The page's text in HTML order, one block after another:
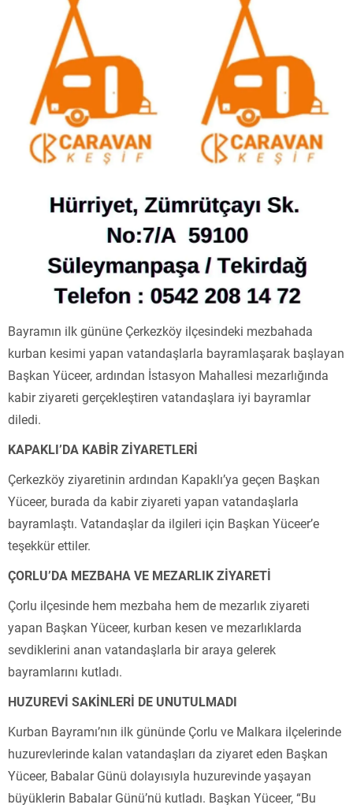
Bayramın ilk gününe Çerkezköy ilçesindeki mezbahada
kurban kesimi yapan vatandaşlarla bayramlaşarak başlayan
Başkan Yüceer, ardından İstasyon Mahallesi mezarlığında
kabir ziyareti gerçekleştiren vatandaşlara iyi bayramlar
diledi.
KAPAKLI’DA KABİR ZİYARETLERİ
Çerkezköy ziyaretinin ardından Kapaklı’ya geçen Başkan
Yüceer, burada da kabir ziyareti yapan vatandaşlarla
bayramlaştı. Vatandaşlar da ilgileri için Başkan Yüceer’e
teşekkür ettiler.
ÇORLU’DA MEZBAHA VE MEZARLIK ZİYARETİ
Çorlu ilçesinde hem mezbaha hem de mezarlık ziyareti
yapan Başkan Yüceer, kurban kesen ve mezarlıklarda
sevdiklerini anan vatandaşlarla bir araya gelerek
bayramlarını kutladı.
HUZUREVİ SAKİNLERİ DE UNUTULMADI
Kurban Bayramı’nın ilk gününde Çorlu ve Malkara ilçelerinde
huzurevlerinde kalan vatandaşları da ziyaret eden Başkan
Yüceer, Babalar Günü dolayısıyla huzurevinde yaşayan
büyüklerin Babalar Günü’nü kutladı. Başkan Yüceer, “Bu